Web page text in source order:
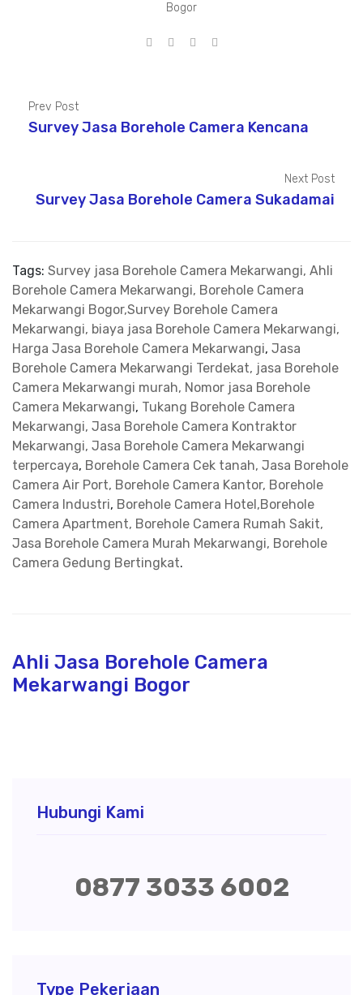
Bogor
Prev Post
Survey Jasa Borehole Camera Kencana
Next Post
Survey Jasa Borehole Camera Sukadamai
Tags: Survey jasa Borehole Camera Mekarwangi, Ahli
Borehole Camera Mekarwangi, Borehole Camera
Mekarwangi Bogor,Survey Borehole Camera
Mekarwangi, biaya jasa Borehole Camera Mekarwangi,
Harga Jasa Borehole Camera Mekarwangi, Jasa
Borehole Camera Mekarwangi Terdekat, jasa Borehole
Camera Mekarwangi murah, Nomor jasa Borehole
Camera Mekarwangi, Tukang Borehole Camera
Mekarwangi, Jasa Borehole Camera Kontraktor
Mekarwangi, Jasa Borehole Camera Mekarwangi
terpercaya, Borehole Camera Cek tanah, Jasa Borehole
Camera Air Port, Borehole Camera Kantor, Borehole
Camera Industri, Borehole Camera Hotel,Borehole
Camera Apartment, Borehole Camera Rumah Sakit,
Jasa Borehole Camera Murah Mekarwangi, Borehole
Camera Gedung Bertingkat.
Ahli Jasa Borehole Camera
Mekarwangi Bogor
Hubungi Kami
0877 3033 6002
Type Pekerjaan